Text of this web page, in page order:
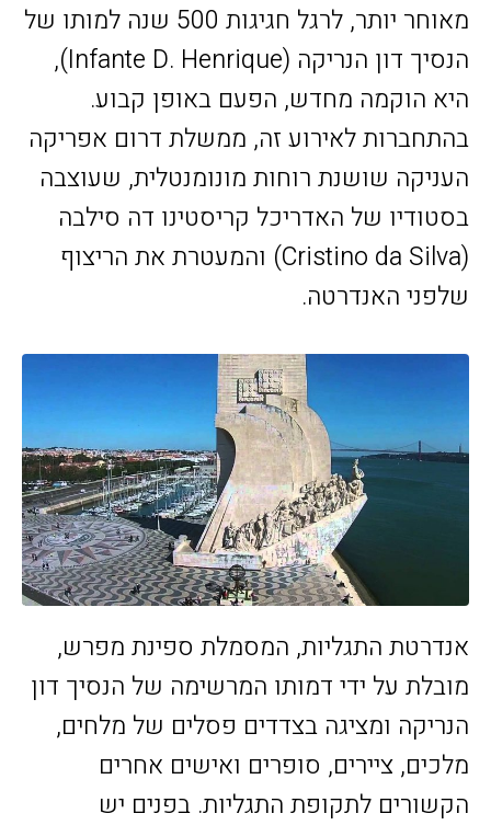
מאוחר יותר, לרגל חגיגות 500 שנה למותו של
הנסיך דון הנריקה (Infante D. Henrique),
היא הוקמה מחדש, הפעם באופן קבוע.
בהתחברות לאירוע זה, ממשלת דרום אפריקה
העניקה שושנת רוחות מונומנטלית, שעוצבה
בסטודיו של האדריכל קריסטינו דה סילבה
(Cristino da Silva) והמעטרת את הריצוף
שלפני האנדרטה.
אנדרטת התגליות, המסמלת ספינת מפרש,
מובלת על ידי דמותו המרשימה של הנסיך דון
הנריקה ומציגה בצדדים פסלים של מלחים,
מלכים, ציירים, סופרים ואישים אחרים
הקשורים לתקופת התגליות. בפנים יש